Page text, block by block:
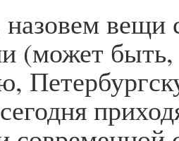
(может быть,